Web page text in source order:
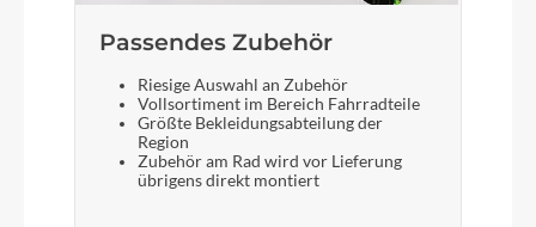
Passendes Zubehör
Riesige Auswahl an Zubehör
Vollsortiment im Bereich Fahrradteile
Größte Bekleidungsabteilung der
Region
Zubehör am Rad wird vor Lieferung
übrigens direkt montiert